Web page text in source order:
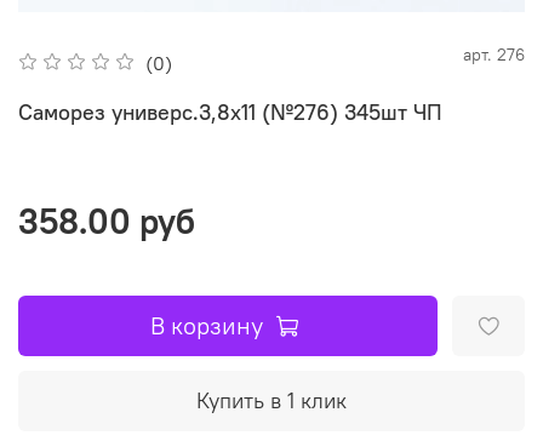
(0) арт. 276
Саморез универс.3,8х11 (№276) 345шт ЧП
358.00 руб
В корзину
Купить в 1 клик